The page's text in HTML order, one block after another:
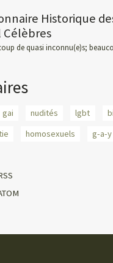
Historique
Célèbres
de quasi inconnu(e)s;
gai nudités lgbt
homosexuels g-a-y